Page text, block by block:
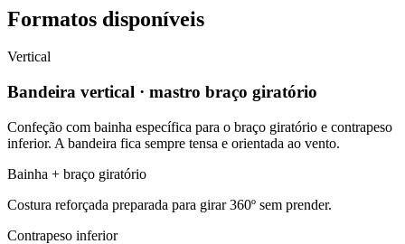
Formatos disponíveis
Vertical
Bandeira vertical · mastro braço giratório
Confeção com bainha específica para o braço giratório e contrapeso
inferior. A bandeira fica sempre tensa e orientada ao vento.
Bainha + braço giratório
Costura reforçada preparada para girar 360º sem prender.
Contrapeso inferior